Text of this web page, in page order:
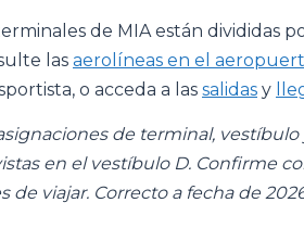
de MIA están divididas
las aerolíneas en el
o acceda a las salidas y
de terminal,
en el vestíbulo D. Confirme
de viajar. Correcto a fecha de